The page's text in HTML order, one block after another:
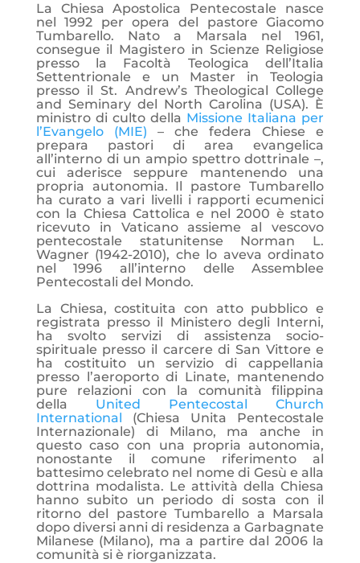
La Chiesa Apostolica Pentecostale nasce
nel 1992 per opera del pastore Giacomo
Tumbarello. Nato a Marsala nel 1961,
consegue il Magistero in Scienze Religiose
presso la Facoltà Teologica dell’Italia
Settentrionale e un Master in Teologia
presso il St. Andrew’s Theological College
and Seminary del North Carolina (USA). È
ministro di culto della Missione Italiana per
l’Evangelo (MIE) – che federa Chiese e
prepara pastori di area evangelica
all’interno di un ampio spettro dottrinale –,
cui aderisce seppure mantenendo una
propria autonomia. Il pastore Tumbarello
ha curato a vari livelli i rapporti ecumenici
con la Chiesa Cattolica e nel 2000 è stato
ricevuto in Vaticano assieme al vescovo
pentecostale statunitense Norman L.
Wagner (1942-2010), che lo aveva ordinato
nel 1996 all’interno delle Assemblee
Pentecostali del Mondo.
La Chiesa, costituita con atto pubblico e
registrata presso il Ministero degli Interni,
ha svolto servizi di assistenza socio-
spirituale presso il carcere di San Vittore e
ha costituito un servizio di cappellania
presso l’aeroporto di Linate, mantenendo
pure relazioni con la comunità filippina
della United Pentecostal Church
International (Chiesa Unita Pentecostale
Internazionale) di Milano, ma anche in
questo caso con una propria autonomia,
nonostante il comune riferimento al
battesimo celebrato nel nome di Gesù e alla
dottrina modalista. Le attività della Chiesa
hanno subito un periodo di sosta con il
ritorno del pastore Tumbarello a Marsala
dopo diversi anni di residenza a Garbagnate
Milanese (Milano), ma a partire dal 2006 la
comunità si è riorganizzata.